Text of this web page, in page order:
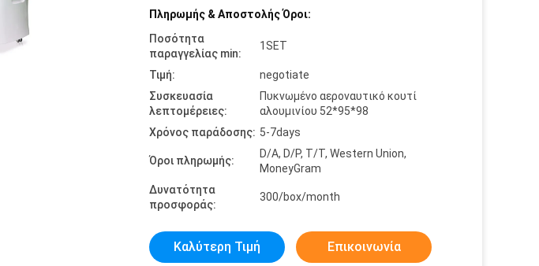
Πληρωμής & Αποστολής Όροι:
Ποσότητα
παραγγελίας min:
1SET
Τιμή:
negotiate
Συσκευασία
λεπτομέρειες:
Πυκνωμένο αεροναυτικό κουτί
αλουμινίου 52*95*98
Χρόνος παράδοσης: 5-7days
Όροι πληρωμής:
D/A, D/P, T/T, Western Union,
MoneyGram
Δυνατότητα
προσφοράς:
300/box/month
Καλύτερη Τιμή Επικοινωνία